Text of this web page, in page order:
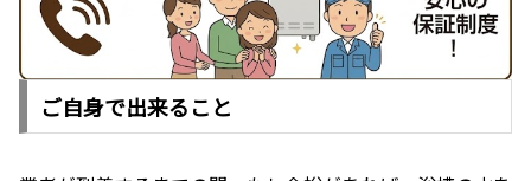
ご自身で出来ること